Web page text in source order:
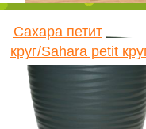
Сахара петит
круг/Sahara petit